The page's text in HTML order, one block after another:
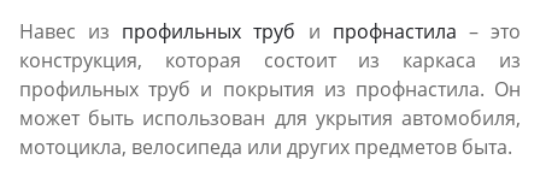
Навес из профильных труб и профнастила – это
конструкция, которая состоит из каркаса из
профильных труб и покрытия из профнастила. Он
может быть использован для укрытия автомобиля,
мотоцикла, велосипеда или других предметов быта.